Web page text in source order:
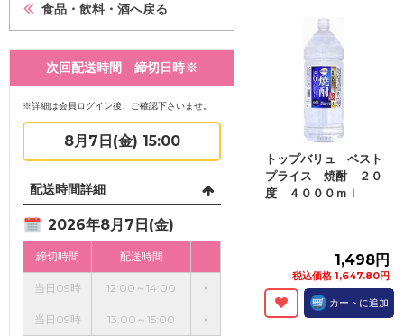
食品・飲料・酒へ戻る
次回配送時間 締切日時※
※詳細は会員ログイン後、ご確認下さいませ。
8月7日(金) 15:00
配送時間詳細
2026年8月7日(金)
締切時間 配送時間
当日09時 12:00～14:00 ×
当日09時 13:00～15:00 ×
トップバリュ ベスト
プライス 焼酎 ２０
度 ４０００ｍｌ
1,498円
税込価格 1,647.80円
カートに追加